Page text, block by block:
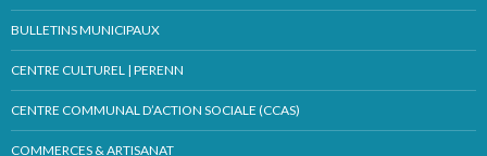
BULLETINS MUNICIPAUX
CENTRE CULTUREL | PERENN
CENTRE COMMUNAL D’ACTION SOCIALE (CCAS)
COMMERCES & ARTISANAT